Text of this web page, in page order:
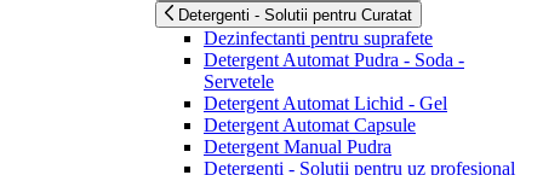
Detergenti - Solutii pentru Curatat
Dezinfectanti pentru suprafete
Detergent Automat Pudra - Soda -
Servetele
Detergent Automat Lichid - Gel
Detergent Automat Capsule
Detergent Manual Pudra
Detergenti - Solutii pentru uz profesional